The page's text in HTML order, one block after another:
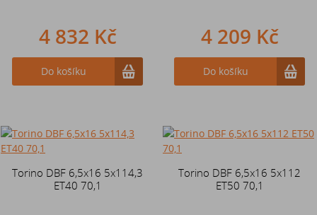
4 832 Kč
Do košíku
4 209 Kč
Do košíku
Torino DBF 6,5x16 5x114,3
ET40 70,1
Torino DBF 6,5x16 5x112
ET50 70,1